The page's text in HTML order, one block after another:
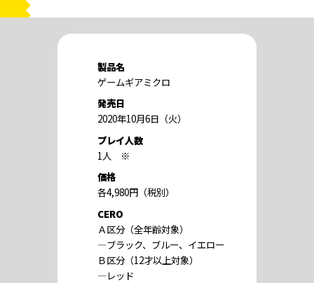
製品名
ゲームギアミクロ
発売日
2020年10月6日（火）
プレイ人数
1人 ※
価格
各4,980円（税別）
CERO
Ａ区分（全年齢対象）
―ブラック、ブルー、イエロー
Ｂ区分（12才以上対象）
―レッド